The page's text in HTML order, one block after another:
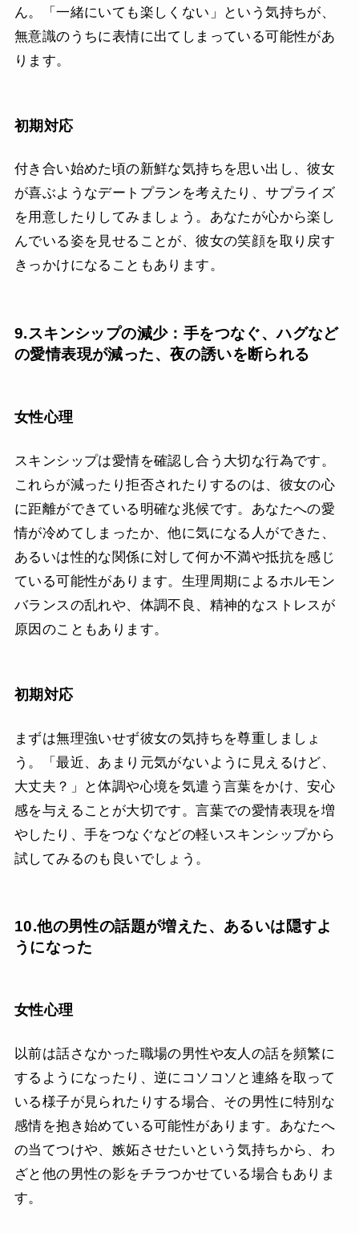
ん。「一緒にいても楽しくない」という気持ちが、
無意識のうちに表情に出てしまっている可能性があ
ります。
初期対応
付き合い始めた頃の新鮮な気持ちを思い出し、彼女
が喜ぶようなデートプランを考えたり、サプライズ
を用意したりしてみましょう。あなたが心から楽し
んでいる姿を見せることが、彼女の笑顔を取り戻す
きっかけになることもあります。
9.スキンシップの減少：手をつなぐ、ハグなど
の愛情表現が減った、夜の誘いを断られる
女性心理
スキンシップは愛情を確認し合う大切な行為です。
これらが減ったり拒否されたりするのは、彼女の心
に距離ができている明確な兆候です。あなたへの愛
情が冷めてしまったか、他に気になる人ができた、
あるいは性的な関係に対して何か不満や抵抗を感じ
ている可能性があります。生理周期によるホルモン
バランスの乱れや、体調不良、精神的なストレスが
原因のこともあります。
初期対応
まずは無理強いせず彼女の気持ちを尊重しましょ
う。「最近、あまり元気がないように見えるけど、
大丈夫？」と体調や心境を気遣う言葉をかけ、安心
感を与えることが大切です。言葉での愛情表現を増
やしたり、手をつなぐなどの軽いスキンシップから
試してみるのも良いでしょう。
10.他の男性の話題が増えた、あるいは隠すよ
うになった
女性心理
以前は話さなかった職場の男性や友人の話を頻繁に
するようになったり、逆にコソコソと連絡を取って
いる様子が見られたりする場合、その男性に特別な
感情を抱き始めている可能性があります。あなたへ
の当てつけや、嫉妬させたいという気持ちから、わ
ざと他の男性の影をチラつかせている場合もありま
す。